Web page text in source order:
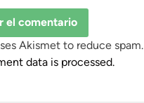
Akismet to reduce spam.
data is processed.